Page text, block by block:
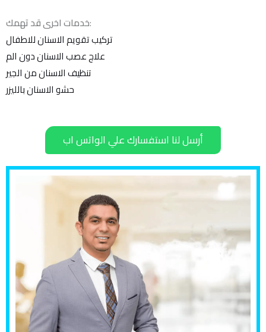
خدمات اخرى قد تهمك:
تركيب تقويم الاسنان للاطفال
علاج عصب الاسنان دون الم
تنظيف الاسنان من الجير
حشو الاسنان بالليزر
أرسل لنا استفسارك علي الواتس اب